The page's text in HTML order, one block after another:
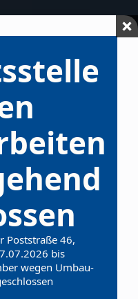
Poststraße 46,
bis
wegen Umbau-